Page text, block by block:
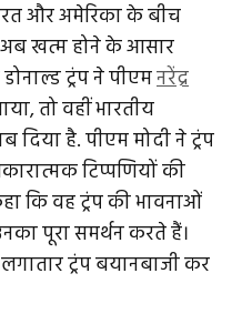
और अमेरिका के बीच
खत्म होने के आसार
ट्रंप ने पीएमनरेंद्र
तो वहीं भारतीय
दिया है. पीएम मोदी ने ट्रंप
टिप्पणियों की
कि वह ट्रंप की भावनाओं
पूरा समर्थन करते हैं।
ट्रंप बयानबाजी कर